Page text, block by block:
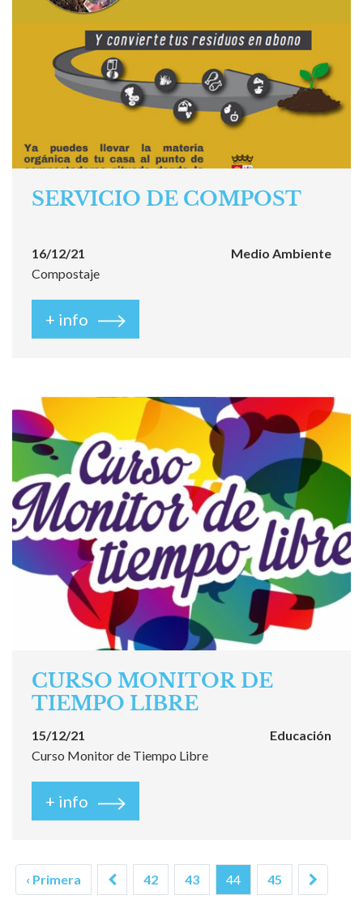
SERVICIO DE COMPOST
16/12/21
Medio Ambiente
Compostaje
+ info
CURSO MONITOR DE
TIEMPO LIBRE
15/12/21
Educación
Curso Monitor de Tiempo Libre
+ info
‹ Primera 42 43 44(current)
45